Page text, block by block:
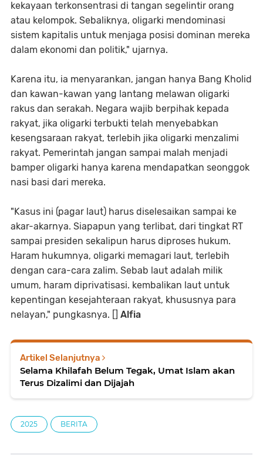
kekayaan terkonsentrasi di tangan segelintir orang
atau kelompok. Sebaliknya, oligarki mendominasi
sistem kapitalis untuk menjaga posisi dominan mereka
dalam ekonomi dan politik," ujarnya.
Karena itu, ia menyarankan, jangan hanya Bang Kholid
dan kawan-kawan yang lantang melawan oligarki
rakus dan serakah. Negara wajib berpihak kepada
rakyat, jika oligarki terbukti telah menyebabkan
kesengsaraan rakyat, terlebih jika oligarki menzalimi
rakyat. Pemerintah jangan sampai malah menjadi
bamper oligarki hanya karena mendapatkan seonggok
nasi basi dari mereka.
"Kasus ini (pagar laut) harus diselesaikan sampai ke
akar-akarnya. Siapapun yang terlibat, dari tingkat RT
sampai presiden sekalipun harus diproses hukum.
Haram hukumnya, oligarki memagari laut, terlebih
dengan cara-cara zalim. Sebab laut adalah milik
umum, haram diprivatisasi. kembalikan laut untuk
kepentingan kesejahteraan rakyat, khususnya para
nelayan," pungkasnya. [] Alfia
Artikel Selanjutnya
Selama Khilafah Belum Tegak, Umat Islam akan
Terus Dizalimi dan Dijajah
2025 BERITA